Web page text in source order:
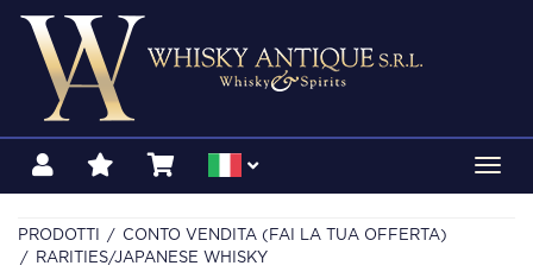
PRODOTTI
CONTO VENDITA (FAI LA TUA OFFERTA)
RARITIES/JAPANESE WHISKY